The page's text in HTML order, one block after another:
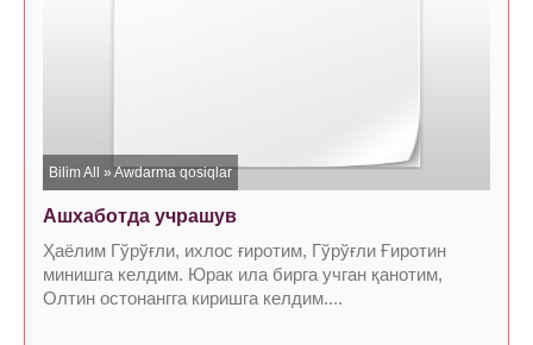
Bilim All » Awdarma qosiqlar
Ашхаботда учрашув
Ҳаёлим Гўрўғли, ихлос ғиротим, Гўрўғли Ғиротин
минишга келдим. Юрак ила бирга учган қанотим,
Олтин остонангга киришга келдим....